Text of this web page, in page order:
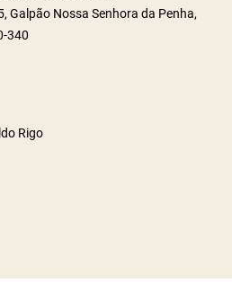
Galpão Nossa Senhora da Penha,
340
Rigo